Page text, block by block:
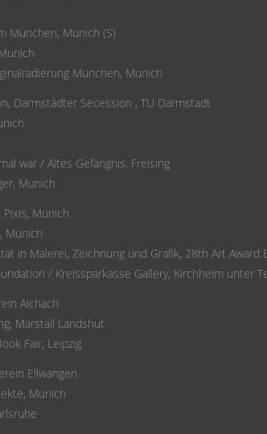
München, Munich (S)
München, Munich
Darmstädter Secession , TU Darmstadt
war / Altes Gefängnis, Freising
Munich
Munich
Munich
in Malerei, Zeichnung und Grafik, 28th Art Award
/ Kreissparkasse Gallery, Kirchheim unter
Aichach
Marstall Landshut
Fair, Leipzig
Ellwangen
Munich